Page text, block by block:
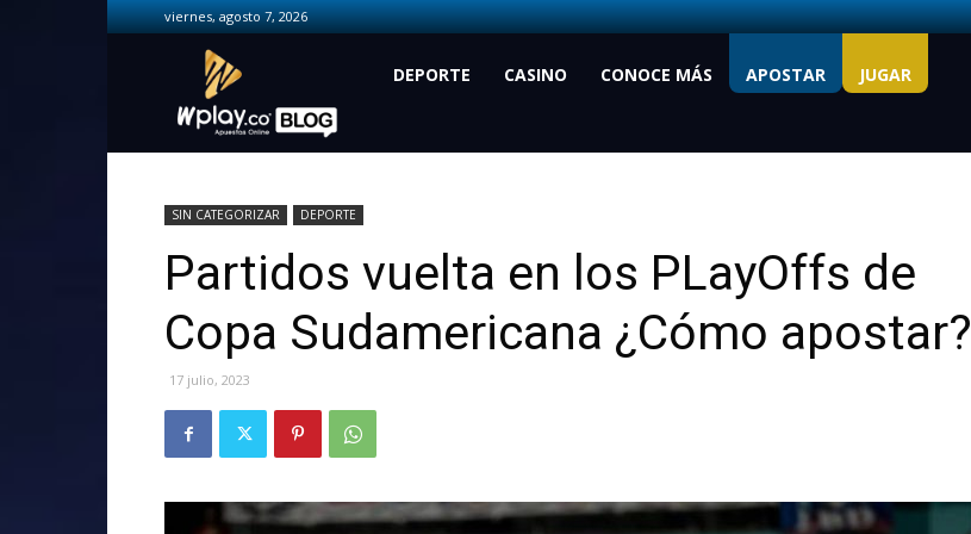
viernes, agosto 7, 2026
Wplay.co
DEPORTE CASINO CONOCE MÁS APOSTAR JUGAR
SIN CATEGORIZAR DEPORTE
Partidos vuelta en los PLayOffs de
Copa Sudamericana ¿Cómo apostar?
17 julio, 2023